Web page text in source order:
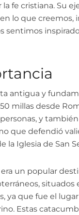
fe cristiana. Su
lo que creemos,
sentimos
antigua y
millas desde
y
que defendió
la Iglesia de San
un popular
situados
ya que fue el
Estas